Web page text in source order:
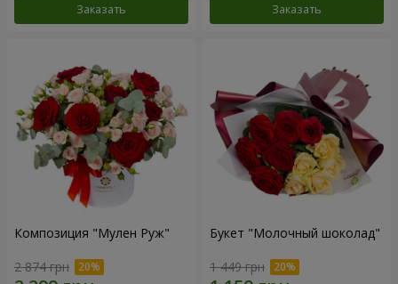
Заказать Заказать
Композиция "Мулен Руж"
2 874 грн
Букет "Молочный шоколад"
1 449 грн